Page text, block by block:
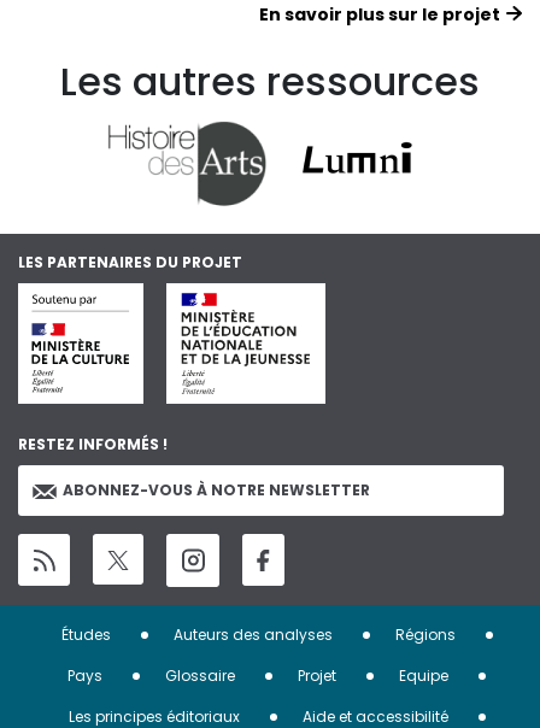
En savoir plus sur le projet
Les autres ressources
LES PARTENAIRES DU PROJET
RESTEZ INFORMÉS !
ABONNEZ-VOUS À NOTRE NEWSLETTER
Menu
Pied
Études Auteurs des analyses
Régions
Pays
Glossaire Projet
Equipe
Les principes éditoriaux
Aide et accessibilité